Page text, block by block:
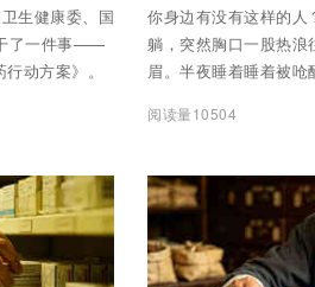
生健康委、国
了一件事——
动方案》。
。
你身边有没有这样的
躺，突然胸口一股热
眉。半夜睡着睡着被
咳糖浆喝了一打，一
内科——因为胸痛。
为咳嗽。可能去挂了
舒服。
阅读量10504